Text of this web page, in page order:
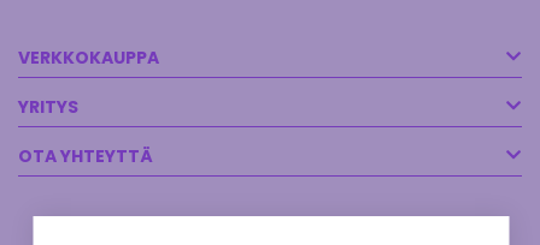
VERKKOKAUPPA
YRITYS
OTA YHTEYTTÄ